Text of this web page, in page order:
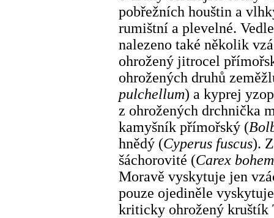
pobřežních houštin a
rumištní a plevelné.
nalezeno také několik
ohrožený jitrocel
ohrožených druhů
pulchellum) a kyprej
z ohrožených drchnička
kamyšník přímořský (
hnědý (Cyperus fuscus).
šáchorovité (Carex
Moravě vyskytuje jen
pouze ojediněle
kriticky ohrožený kruštík